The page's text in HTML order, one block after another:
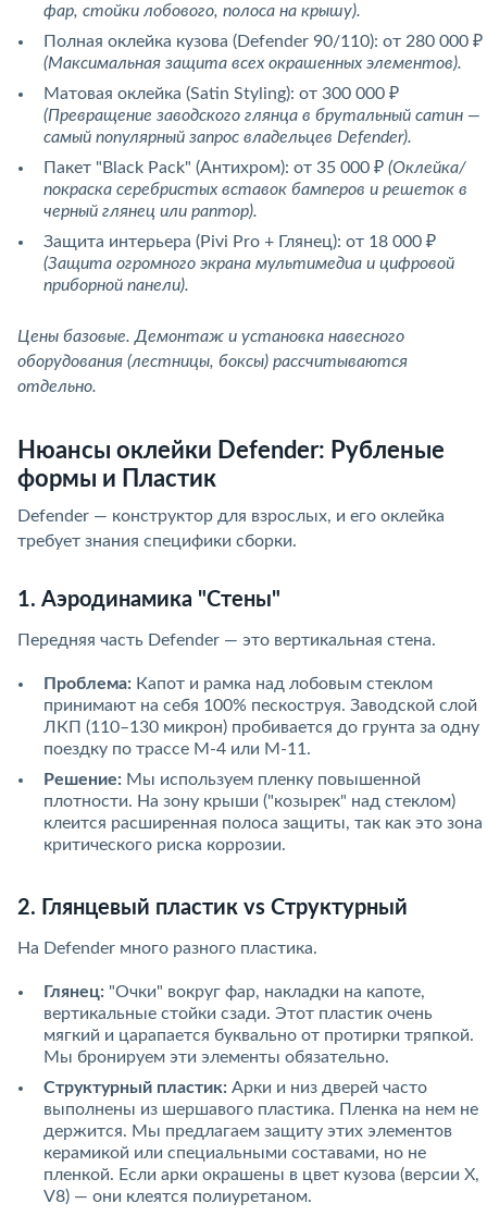
фар, стойки лобового, полоса на крышу).
Полная оклейка кузова (Defender 90/110): от 280 000 ₽
(Максимальная защита всех окрашенных элементов).
Матовая оклейка (Satin Styling): от 300 000 ₽
(Превращение заводского глянца в брутальный сатин —
самый популярный запрос владельцев Defender).
Пакет "Black Pack" (Антихром): от 35 000 ₽ (Оклейка/
покраска серебристых вставок бамперов и решеток в
черный глянец или раптор).
Защита интерьера (Pivi Pro + Глянец): от 18 000 ₽
(Защита огромного экрана мультимедиа и цифровой
приборной панели).
Цены базовые. Демонтаж и установка навесного
оборудования (лестницы, боксы) рассчитываются
отдельно.
Нюансы оклейки Defender: Рубленые
формы и Пластик
Defender — конструктор для взрослых, и его оклейка
требует знания специфики сборки.
1. Аэродинамика "Стены"
Передняя часть Defender — это вертикальная стена.
Проблема: Капот и рамка над лобовым стеклом
принимают на себя 100% пескоструя. Заводской слой
ЛКП (110–130 микрон) пробивается до грунта за одну
поездку по трассе М-4 или М-11.
Решение: Мы используем пленку повышенной
плотности. На зону крыши ("козырек" над стеклом)
клеится расширенная полоса защиты, так как это зона
критического риска коррозии.
2. Глянцевый пластик vs Структурный
На Defender много разного пластика.
Глянец: "Очки" вокруг фар, накладки на капоте,
вертикальные стойки сзади. Этот пластик очень
мягкий и царапается буквально от протирки тряпкой.
Мы бронируем эти элементы обязательно.
Структурный пластик: Арки и низ дверей часто
выполнены из шершавого пластика. Пленка на нем не
держится. Мы предлагаем защиту этих элементов
керамикой или специальными составами, но не
пленкой. Если арки окрашены в цвет кузова (версии X,
V8) — они клеятся полиуретаном.